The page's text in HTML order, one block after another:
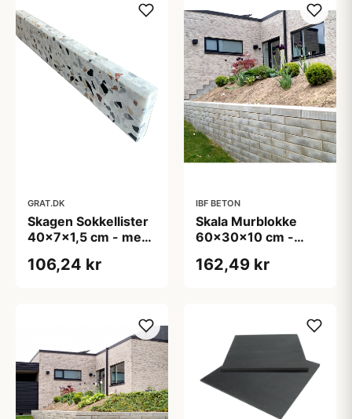
GRAT.DK
Skagen Sokkellister
40x7x1,5 cm - med
106,24 kr
IBF BETON
Skala Murblokke
60x30x10 cm -
162,49 kr